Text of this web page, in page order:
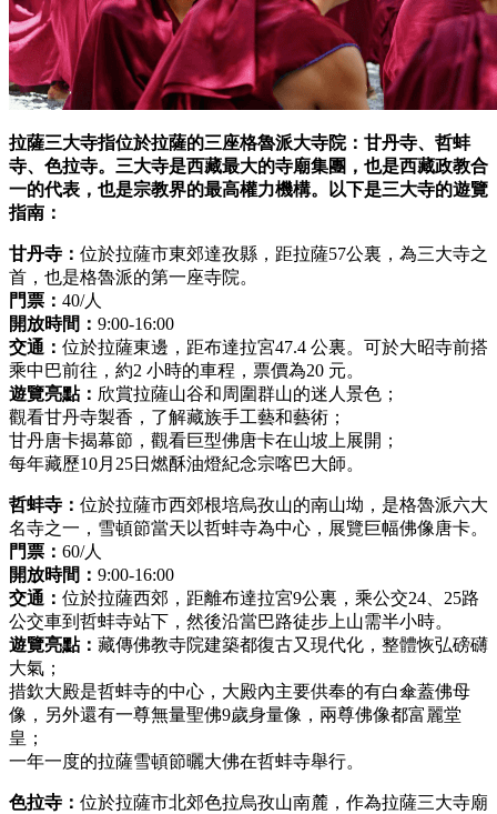
拉薩三大寺指位於拉薩的三座格魯派大寺院：甘丹寺、哲蚌
寺、色拉寺。三大寺是西藏最大的寺廟集團，也是西藏政教合
一的代表，也是宗教界的最高權力機構。以下是三大寺的遊覽
指南：
甘丹寺： 位於拉薩市東郊達孜縣，距拉薩57公裏，為三大寺之
首，也是格魯派的第一座寺院。
門票： 40/人
開放時間： 9:00-16:00
交通： 位於拉薩東邊，距布達拉宮47.4 公裏。可於大昭寺前搭
乘中巴前往，約2 小時的車程，票價為20 元。
遊覽亮點： 欣賞拉薩山谷和周圍群山的迷人景色；
觀看甘丹寺製香，了解藏族手工藝和藝術；
甘丹唐卡揭幕節，觀看巨型佛唐卡在山坡上展開；
每年藏歷10月25日燃酥油燈紀念宗喀巴大師。
哲蚌寺： 位於拉薩市西郊根培烏孜山的南山坳，是格魯派六大
名寺之一，雪頓節當天以哲蚌寺為中心，展覽巨幅佛像唐卡。
門票： 60/人
開放時間： 9:00-16:00
交通： 位於拉薩西郊，距離布達拉宮9公裏，乘公交24、25路
公交車到哲蚌寺站下，然後沿當巴路徒步上山需半小時。
遊覽亮點： 藏傳佛教寺院建築都復古又現代化，整體恢弘磅礴
大氣；
措欽大殿是哲蚌寺的中心，大殿內主要供奉的有白傘蓋佛母
像，另外還有一尊無量聖佛9歲身量像，兩尊佛像都富麗堂
皇；
一年一度的拉薩雪頓節曬大佛在哲蚌寺舉行。
色拉寺： 位於拉薩市北郊色拉烏孜山南麓，作為拉薩三大寺廟